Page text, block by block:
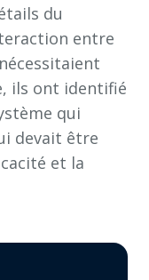
du
entre
ils ont identifié
qui
devait être
et la